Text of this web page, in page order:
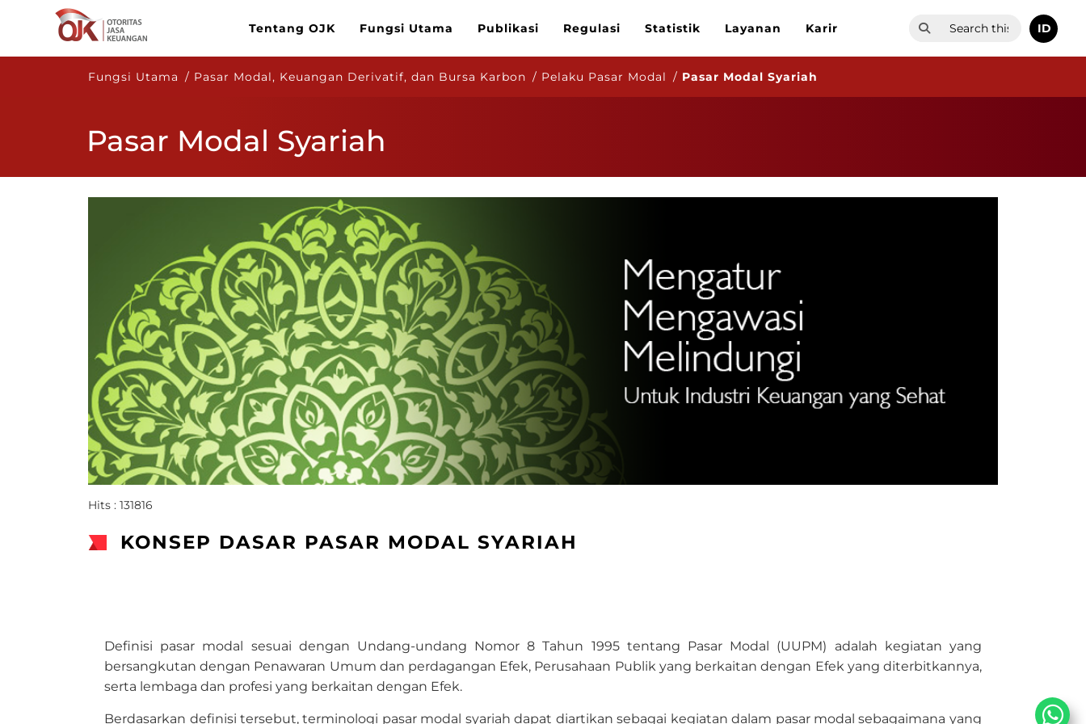
Tentang OJK Fungsi Utama Publikasi Regulasi Statistik Layanan Karir ID
Fungsi Utama / Pasar Modal, Keuangan Derivatif, dan Bursa Karbon / Pelaku Pasar Modal / Pasar Modal Syariah
Pasar Modal Syariah
Hits : 131816
​KONSEP DASAR PASAR MODAL SYARIAH
Definisi pasar modal sesuai dengan Undang-undang Nomor 8 Tahun 1995 tentang Pasar Modal (UUPM) adalah kegiatan yang
bersangkutan dengan Penawaran Umum dan perdagangan Efek, Perusahaan Publik yang berkaitan dengan Efek yang diterbitkannya,
serta lembaga dan profesi yang berkaitan dengan Efek.
Berdasarkan definisi tersebut, terminologi pasar modal syariah dapat diartikan sebagai kegiatan dalam pasar modal sebagaimana yang